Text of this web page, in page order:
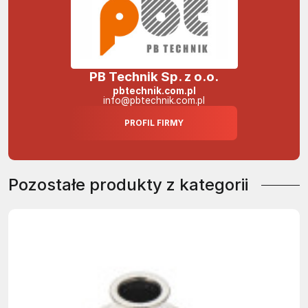
PB Technik Sp. z o.o.
pbtechnik.com.pl
info@pbtechnik.com.pl
PROFIL FIRMY
Pozostałe produkty z kategorii